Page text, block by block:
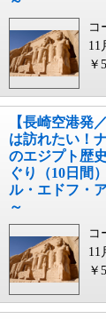
コ
11
￥
【長崎空港発
は訪れたい！
のエジプト歴
ぐり（10日間
ル・エドフ・
～
コ
11
￥